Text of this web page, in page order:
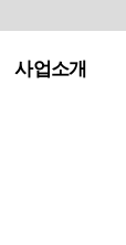
사업소개